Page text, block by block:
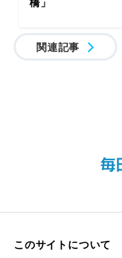
関連記事
このサイトについて